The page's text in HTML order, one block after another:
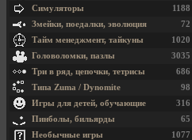
1188
Симуляторы
72
Змейки, поедалки, эволюция
1020
Тайм менеджмент, тайкуны
3035
Головоломки, пазлы
686
Три в ряд, цепочки, тетрисы
98
Типа Zuma / Dynomite
316
Игры для детей, обучающие
65
Пинболы, бильярды
1077
Необычные игры